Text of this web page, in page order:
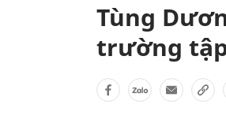
Tùng
trường